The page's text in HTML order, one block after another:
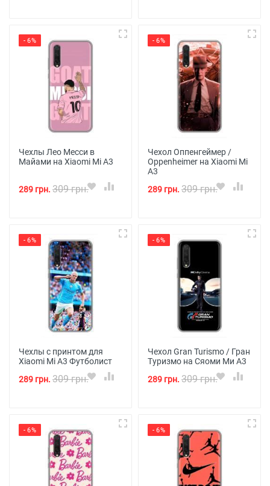
- 6%
Чехлы Лео Месси в
Майами на Xiaomi Mi A3
289 грн. 309 грн.
- 6%
Чехол Оппенгеймер /
Oppenheimer на Xiaomi Mi
A3
289 грн. 309 грн.
- 6%
Чехлы с принтом для
Xiaomi Mi A3 Футболист
289 грн. 309 грн.
- 6%
Чехол Gran Turismo / Гран
Туризмо на Сяоми Ми А3
289 грн. 309 грн.
- 6% - 6%